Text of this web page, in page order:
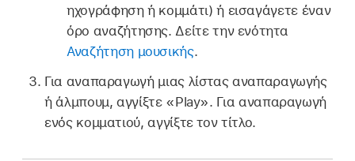
ηχογράφηση ή κομμάτι) ή εισαγάγετε έναν
όρο αναζήτησης. Δείτε την ενότητα
Αναζήτηση μουσικής.
Για αναπαραγωγή μιας λίστας αναπαραγωγής
ή άλμπουμ, αγγίξτε «Play». Για αναπαραγωγή
ενός κομματιού, αγγίξτε τον τίτλο.